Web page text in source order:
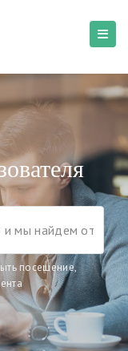
посещение,